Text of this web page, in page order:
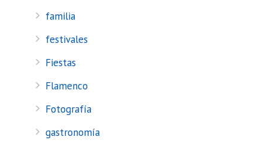
familia
festivales
Fiestas
Flamenco
Fotografía
gastronomía